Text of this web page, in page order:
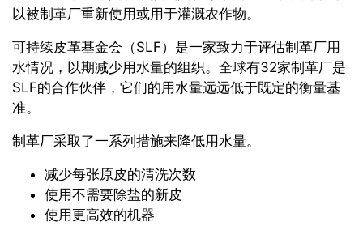
以被制革厂重新使用或用于灌溉农作物。
可持续皮革基金会（SLF）是一家致力于评估制革厂用
水情况，以期减少用水量的组织。全球有32家制革厂是
SLF的合作伙伴，它们的用水量远远低于既定的衡量基
准。
制革厂采取了一系列措施来降低用水量。
减少每张原皮的清洗次数
使用不需要除盐的新皮
使用更高效的机器